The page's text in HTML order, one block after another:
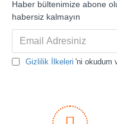
Haber bültenimize abone
habersiz kalmayın
Gizlilik İlkeleri 'ni okudum